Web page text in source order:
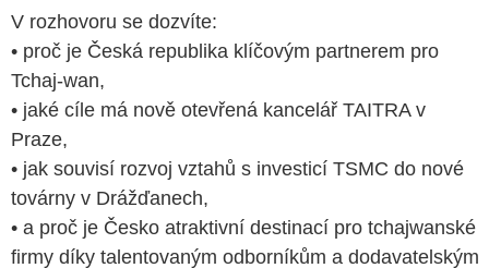
V rozhovoru se dozvíte:
• proč je Česká republika klíčovým partnerem pro
Tchaj-wan,
• jaké cíle má nově otevřená kancelář TAITRA v
Praze,
• jak souvisí rozvoj vztahů s investicí TSMC do nové
továrny v Drážďanech,
• a proč je Česko atraktivní destinací pro tchajwanské
firmy díky talentovaným odborníkům a dodavatelským